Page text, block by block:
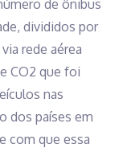
de ônibus
divididos por
rede aérea
CO2 que foi
nas
dos países em
com que essa